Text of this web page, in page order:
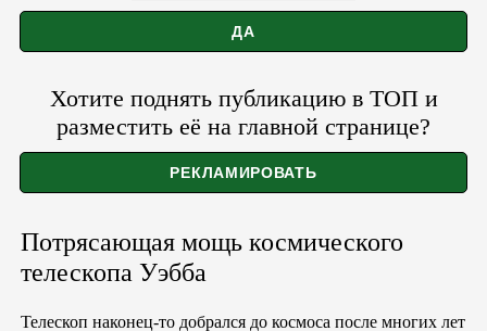
Хотите поднять публикацию в ТОП и
разместить её на главной странице?
Потрясающая мощь космического
телескопа Уэбба
Телескоп наконец-то добрался до космоса после многих лет